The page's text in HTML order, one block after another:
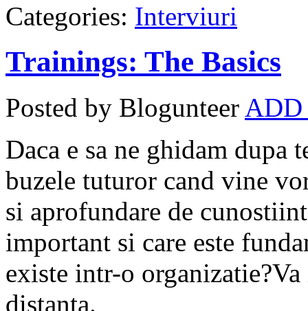
Categories: Interviuri
Trainings: The Basics
Posted by Blogunteer ADD
Daca e sa ne ghidam dupa
buzele tuturor cand vine
si aprofundare de
important si care este
existe intr-o
distanta.